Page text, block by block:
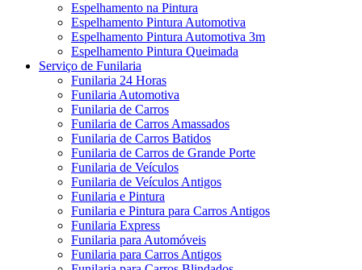
Espelhamento na Pintura
Espelhamento Pintura Automotiva
Espelhamento Pintura Automotiva 3m
Espelhamento Pintura Queimada
Serviço de Funilaria
Funilaria 24 Horas
Funilaria Automotiva
Funilaria de Carros
Funilaria de Carros Amassados
Funilaria de Carros Batidos
Funilaria de Carros de Grande Porte
Funilaria de Veículos
Funilaria de Veículos Antigos
Funilaria e Pintura
Funilaria e Pintura para Carros Antigos
Funilaria Express
Funilaria para Automóveis
Funilaria para Carros Antigos